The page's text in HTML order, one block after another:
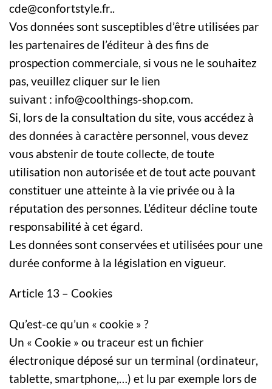
cde@confortstyle.fr..
Vos données sont susceptibles d’être utilisées par
les partenaires de l’éditeur à des fins de
prospection commerciale, si vous ne le souhaitez
pas, veuillez cliquer sur le lien
suivant : info@coolthings-shop.com.
Si, lors de la consultation du site, vous accédez à
des données à caractère personnel, vous devez
vous abstenir de toute collecte, de toute
utilisation non autorisée et de tout acte pouvant
constituer une atteinte à la vie privée ou à la
réputation des personnes. L’éditeur décline toute
responsabilité à cet égard.
Les données sont conservées et utilisées pour une
durée conforme à la législation en vigueur.
Article 13 – Cookies
Qu’est-ce qu’un « cookie » ?
Un « Cookie » ou traceur est un fichier
électronique déposé sur un terminal (ordinateur,
tablette, smartphone,…) et lu par exemple lors de